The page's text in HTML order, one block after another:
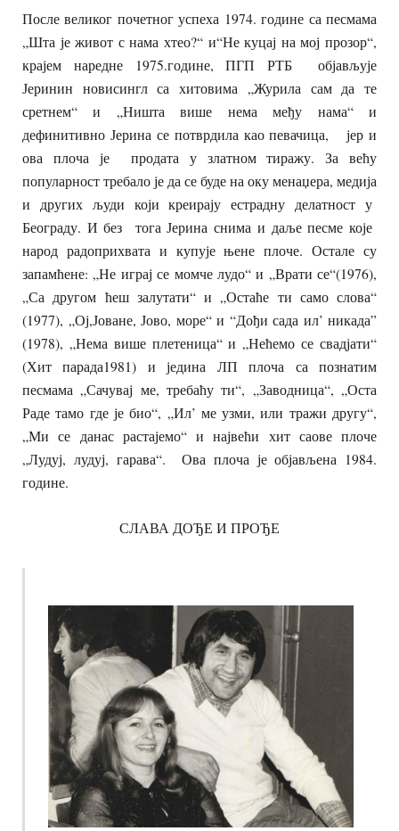
После великог почетног успеха 1974. године са песмама
„Шта је живот с нама хтео?“ и“Не куцај на мој прозор“,
крајем наредне 1975.године, ПГП РТБ објављује
Јеринин новисингл са хитовима „Журила сам да те
сретнем“ и „Ништа више нема међу нама“ и
дефинитивно Јерина се потврдила као певачица, јер и
ова плоча је продата у златном тиражу. За већу
популарност требало је да се буде на оку менаџера, медија
и других људи који креирају естрадну делатност у
Београду. И без тога Јерина снима и даље песме које
народ радоприхвата и купује њене плоче. Остале су
запамћене: „Не играј се момче лудо“ и „Врати се“(1976),
„Са другом ћеш залутати“ и „Остаће ти само слова“
(1977), „Ој,Јоване, Јово, море“ и “Дођи сада ил’ никада”
(1978), „Нема више плетеница“ и „Нећемо се свадјати“
(Хит парада1981) и једина ЛП плоча са познатим
песмама „Сачувај ме, требаћу ти“, „Заводница“, „Оста
Раде тамо где је био“, „Ил’ ме узми, или тражи другу“,
„Ми се данас растајемо“ и највећи хит саове плоче
„Лудуј, лудуј, гарава“. Ова плоча је објављена 1984.
године.
СЛАВА ДОЂЕ И ПРОЂЕ